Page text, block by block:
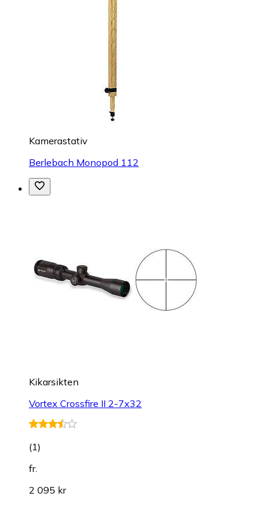
Kamerastativ
Berlebach Monopod 112
Kikarsikten
Vortex Crossfire II 2-7x32
(1)
fr.
2 095 kr